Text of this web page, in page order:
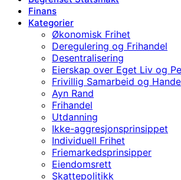
Finans
Kategorier
Økonomisk Frihet
Deregulering og Frihandel
Desentralisering
Eierskap over Eget Liv og
Frivillig Samarbeid og
Ayn Rand
Frihandel
Utdanning
Ikke-aggresjonsprinsippet
Individuell Frihet
Friemarkedsprinsipper
Eiendomsrett
Skattepolitikk